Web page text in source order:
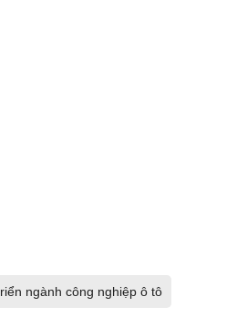
ngành công nghiệp ô tô